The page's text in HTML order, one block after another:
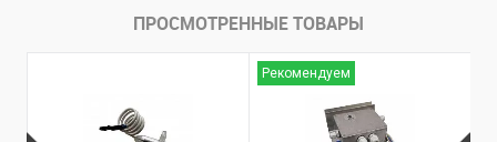
ПРОСМОТРЕННЫЕ ТОВАРЫ
Рекомендуем